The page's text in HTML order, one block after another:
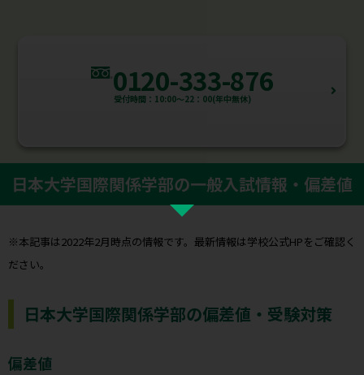
0120-333-876
受付時間：10:00～22：00(年中無休)
日本大学国際関係学部の一般入試情報・偏差値
※本記事は2022年2月時点の情報です。最新情報は学校公式HPをご確認く
ださい。
日本大学国際関係学部の偏差値・受験対策
偏差値